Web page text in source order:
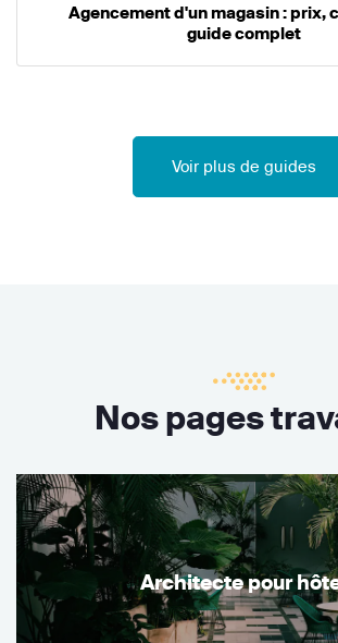
Agencement d'un magasin : prix,
guide complet
Voir plus de guides
Nos pages
Architecte pour